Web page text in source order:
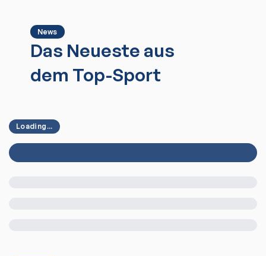
News
Das Neueste aus
dem Top-Sport
Loading...